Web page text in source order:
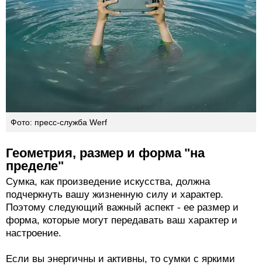
Фото: пресс-служба Werf
Геометрия, размер и форма "на
пределе"
Сумка, как произведение искусства, должна
подчеркнуть вашу жизненную силу и характер.
Поэтому следующий важный аспект - ее размер и
форма, которые могут передавать ваш характер и
настроение.
Если вы энергичны и активны, то сумки с яркими